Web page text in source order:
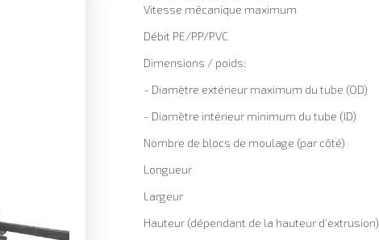
Vitesse mécanique maximum
Débit PE/PP/PVC
Dimensions / poids:
- Diamètre extérieur maximum du tube (OD)
- Diamètre intérieur minimum du tube (ID)
Nombre de blocs de moulage (par côté)
Longueur
Largeur
Hauteur (dépendant de la hauteur d'extrusion)